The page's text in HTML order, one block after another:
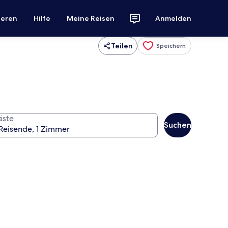
Hilfe Meine Reisen Anmelden
Teilen Speichern
Suchen